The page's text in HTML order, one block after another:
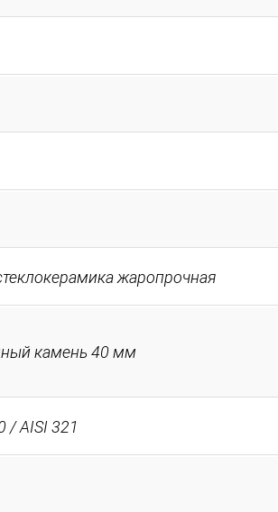
жаропрочная
камень 40 мм
/ AISI 321